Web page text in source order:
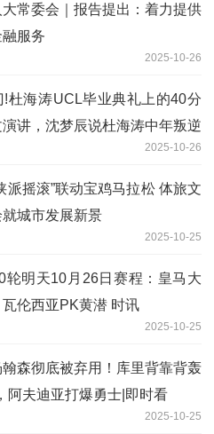
常委会｜报告提出：着力提供
服务
2025-10-26
!杜海涛UCL毕业典礼上的40分
讲，沈梦辰说杜海涛中年叛逆
2025-10-26
派摇滚”联动宝鸡马拉松 体旅文
城市发展新景
2025-10-25
轮明天10月26日赛程：皇马大
伦西亚PK黄潜 时讯
2025-10-25
森彻底被弃用！库里背靠背轰
阿夫迪亚打爆勇士|即时看
2025-10-25